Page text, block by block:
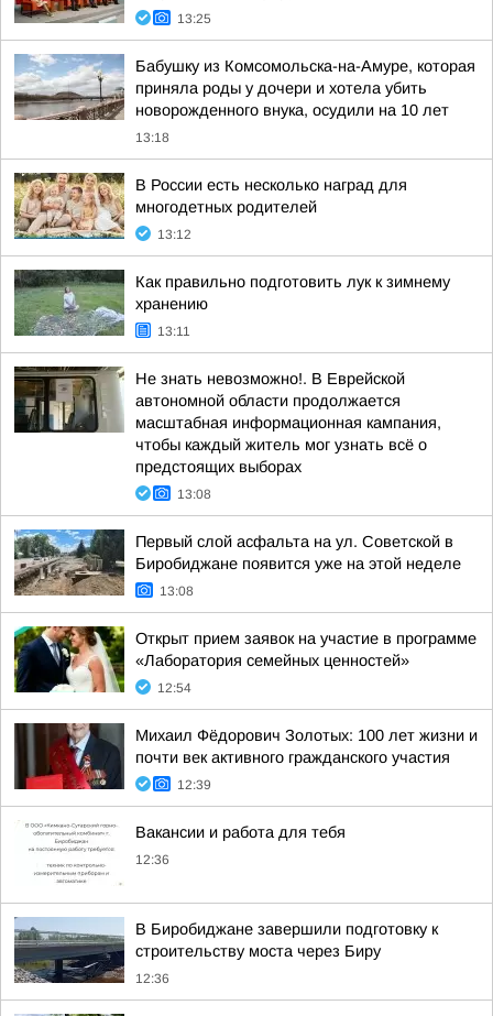
13:25
Бабушку из Комсомольска-на-Амуре, которая
приняла роды у дочери и хотела убить
новорожденного внука, осудили на 10 лет
13:18
В России есть несколько наград для
многодетных родителей
13:12
Как правильно подготовить лук к зимнему
хранению
13:11
Не знать невозможно!. В Еврейской
автономной области продолжается
масштабная информационная кампания,
чтобы каждый житель мог узнать всё о
предстоящих выборах
13:08
Первый слой асфальта на ул. Советской в
Биробиджане появится уже на этой неделе
13:08
Открыт прием заявок на участие в программе
«Лаборатория семейных ценностей»
12:54
Михаил Фёдорович Золотых: 100 лет жизни и
почти век активного гражданского участия
12:39
Вакансии и работа для тебя
12:36
В Биробиджане завершили подготовку к
строительству моста через Биру
12:36